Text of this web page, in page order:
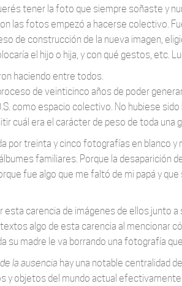
tener la foto que siempre soñaste y
las fotos empezó a hacerse colectivo.
de construcción de la nueva imagen,
el hijo o hija, y con qué gestos, etc.
haciendo entre todos.
de veinticinco años de poder
como espacio colectivo. No hubiese
cuál era el carácter de peso de toda
por treinta y cinco fotografías en blanco y
familiares. Porque la desaparición
fue algo que me faltó de mi papá y
carencia de imágenes de ellos junto a
algo de esta carencia al mencionar
su madre le va borrando una fotografía
la ausencia hay una notable centralidad
y objetos del mundo actual efectivamente